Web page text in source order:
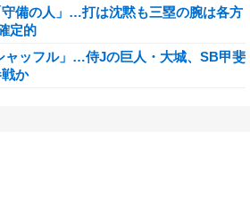
備の人」…打は沈黙も三塁の腕は各方
定的
ャッフル」…侍Jの巨人・大城、SB甲斐
か